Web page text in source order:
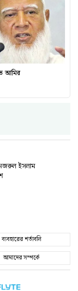
আমির
ইসলাম
ব্যবহারের শর্তাবলি
আমাদের সম্পর্কে